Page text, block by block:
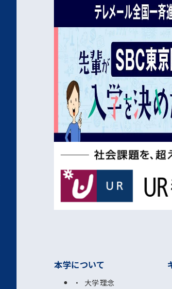
本学について
大学理念